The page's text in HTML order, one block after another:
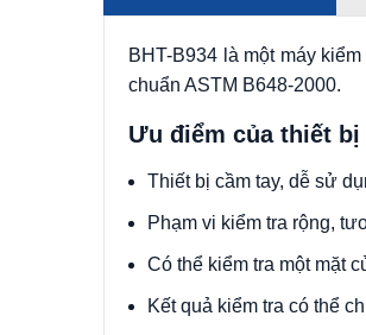
BHT-B934 là một máy
chuẩn ASTM B648-2000.
Ưu điểm của thiết
Thiết bị cầm tay, dễ sử
Phạm vi kiểm tra rộng,
Có thể kiểm tra một mặt
Kết quả kiểm tra có thể